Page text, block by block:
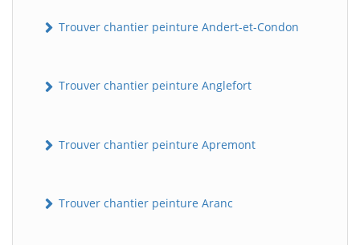
Trouver chantier peinture Andert-et-Condon
Trouver chantier peinture Anglefort
Trouver chantier peinture Apremont
Trouver chantier peinture Aranc